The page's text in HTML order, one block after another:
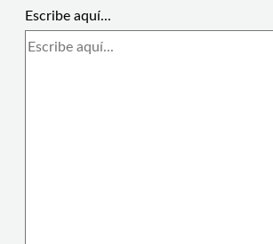
Escribe aquí...